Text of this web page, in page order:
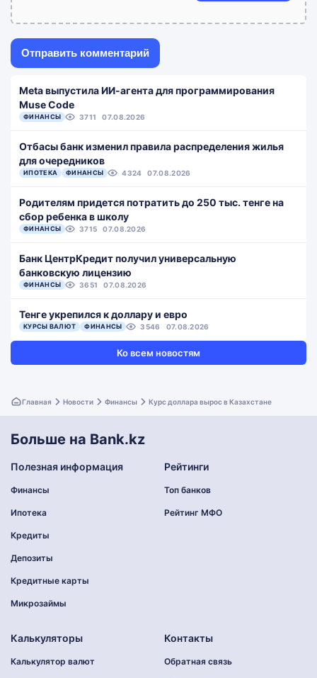
Meta выпустила ИИ-агента для программирования
Muse Code
ФИНАНСЫ 3711 07.08.2026
Отбасы банк изменил правила распределения жилья
для очередников
ИПОТЕКА ФИНАНСЫ 4324 07.08.2026
Родителям придется потратить до 250 тыс. тенге на
сбор ребенка в школу
ФИНАНСЫ 3715 07.08.2026
Банк ЦентрКредит получил универсальную
банковскую лицензию
ФИНАНСЫ 3651 07.08.2026
Тенге укрепился к доллару и евро
КУРСЫ ВАЛЮТ ФИНАНСЫ 3546 07.08.2026
Ко всем новостям
Главная Новости Финансы Курс доллара вырос в Казахстане
Больше на Bank.kz
Полезная информация
Финансы
Ипотека
Кредиты
Депозиты
Кредитные карты
Микрозаймы
Рейтинги
Топ банков
Рейтинг МФО
Калькуляторы
Калькулятор валют
Контакты
Обратная связь